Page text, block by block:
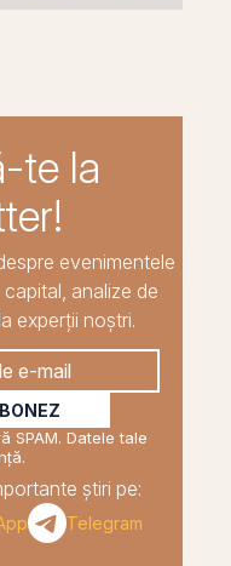
te la
evenimentele
analize de
experții noștri.
SPAM. Datele tale
știri pe:
Telegram